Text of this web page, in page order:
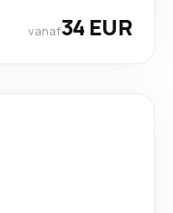
vanaf34 EUR